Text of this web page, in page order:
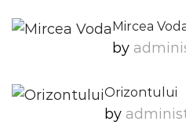
Mircea
by
Orizontului
by